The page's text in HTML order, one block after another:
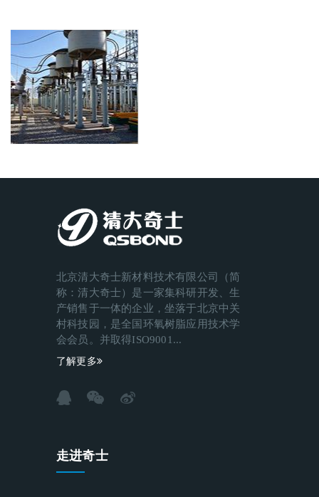
北京清大奇士新材料技术有限公司（简
称：清大奇士）是一家集科研开发、生
产销售于一体的企业，坐落于北京中关
村科技园，是全国环氧树脂应用技术学
会会员。并取得ISO9001...
了解更多
走进奇士